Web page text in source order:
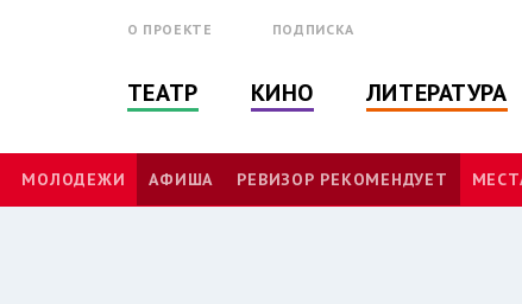
О ПРОЕКТЕ ПОДПИСКА
ТЕАТР КИНО ЛИТЕРАТУРА
МОЛОДЕЖИ АФИША РЕВИЗОР РЕКОМЕНДУЕТ